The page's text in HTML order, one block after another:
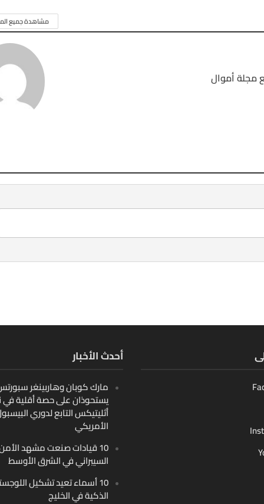
مشاهدة جميع
مجلة أموال
أحدث الأخبار
مارك كوبان وهاربينغر سبورتس
يستحوذان على حصة أقلية في
أثليتيكس التابع لدوري
الأمريكي
10 قيادات صنعت مشهد
السيبراني في الشرق الأوسط
10 أسماء تعيد تشكيل
الذكية في الخليج